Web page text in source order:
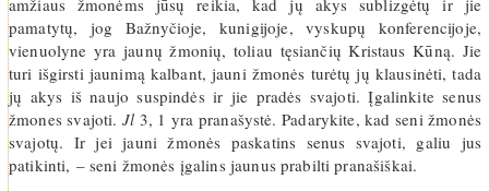
amžiaus žmonėms jūsų reikia, kad jų akys sublizgėtų ir jie
pamatytų, jog Bažnyčioje, kunigijoje, vyskupų konferencijoje,
vienuolyne yra jaunų žmonių, toliau tęsiančių Kristaus Kūną. Jie
turi išgirsti jaunimą kalbant, jauni žmonės turėtų jų klausinėti, tada
jų akys iš naujo suspindės ir jie pradės svajoti. Įgalinkite senus
žmones svajoti. Jl 3, 1 yra pranašystė. Padarykite, kad seni žmonės
svajotų. Ir jei jauni žmonės paskatins senus svajoti, galiu jus
patikinti, – seni žmonės įgalins jaunus prabilti pranašiškai.